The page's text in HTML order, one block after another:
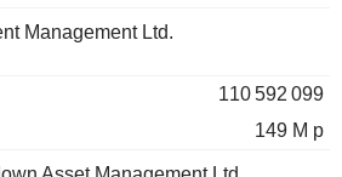
Management Ltd.
110 592 099
149 M p